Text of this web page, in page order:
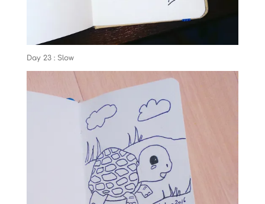
Day 23 : Slow